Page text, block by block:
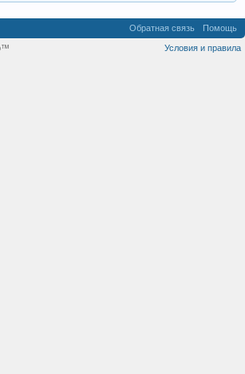
Обратная связь Помощь
Условия и правила